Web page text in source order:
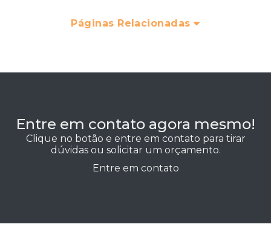
Páginas Relacionadas
Entre em contato agora mesmo!
Clique no botão e entre em contato para tirar
dúvidas ou solicitar um orçamento.
Entre em contato